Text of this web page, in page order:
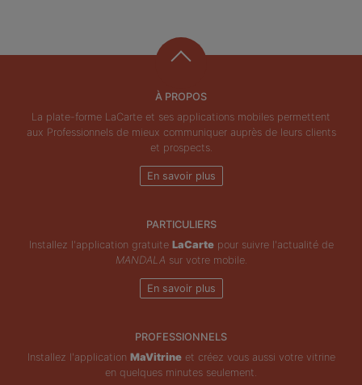
À PROPOS
La plate-forme LaCarte et ses applications mobiles permettent
aux Professionnels de mieux communiquer auprès de leurs clients
et prospects.
En savoir plus
PARTICULIERS
Installez l'application gratuite LaCartepour suivre l'actualité de
MANDALA sur votre mobile.
En savoir plus
PROFESSIONNELS
Installez l'application MaVitrineet créez vous aussi votre vitrine
en quelques minutes seulement.